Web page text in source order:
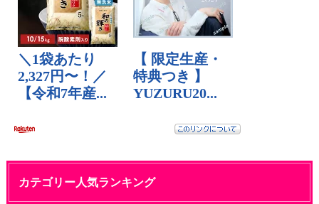
カテゴリー人気ランキング